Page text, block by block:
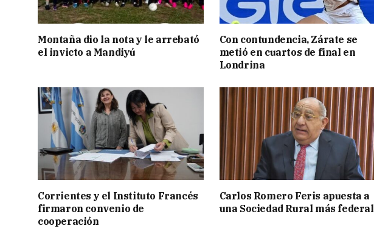
Montaña dio la nota y le arrebató
el invicto a Mandiyú
Con contundencia, Zárate se
metió en cuartos de final en
Londrina
Corrientes y el Instituto Francés
firmaron convenio de
cooperación
Carlos Romero Feris apuesta a
una Sociedad Rural más federal